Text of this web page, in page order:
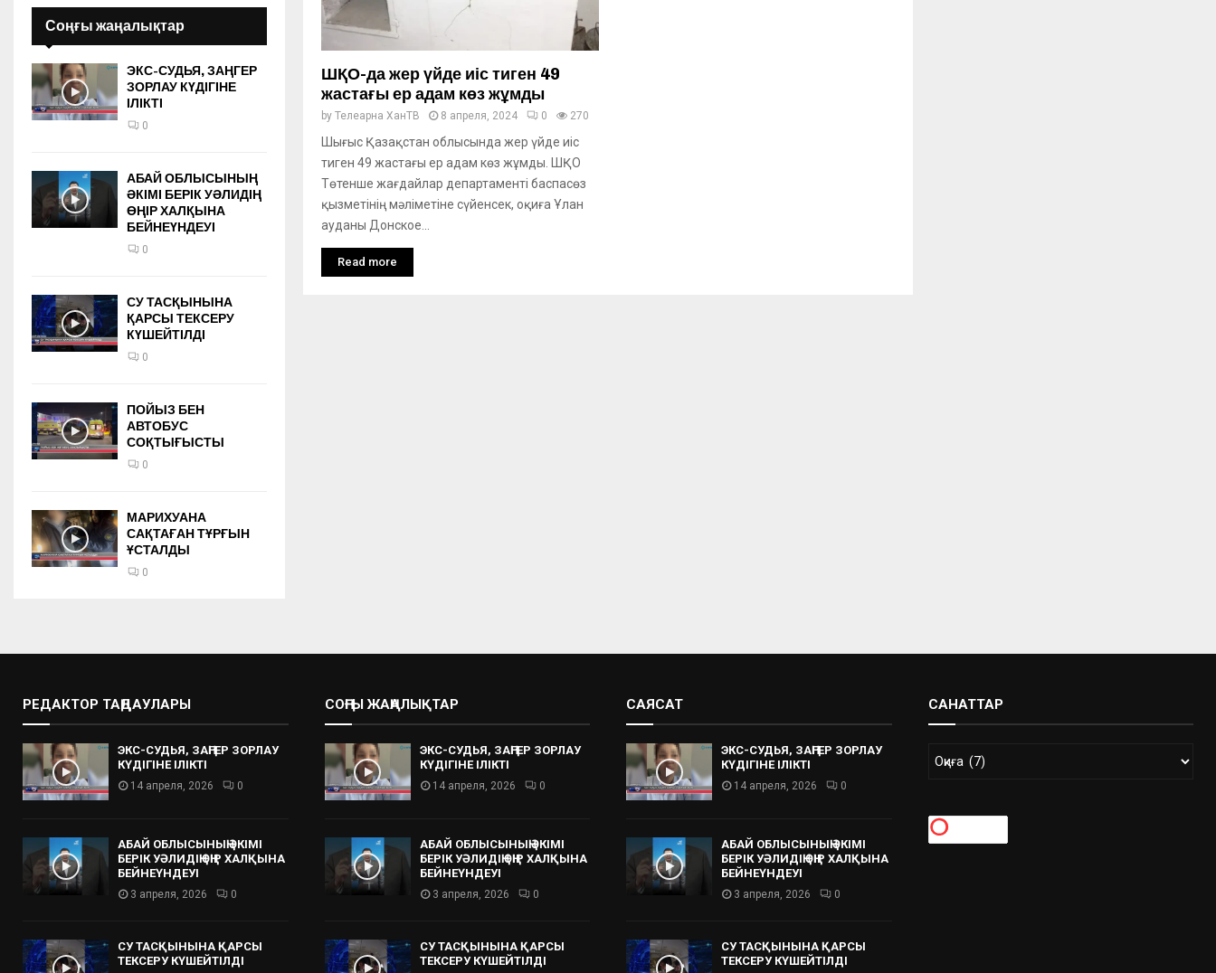
ШҚО-да жер үйде иіс тиген 49
жастағы ер адам көз жұмды
by Телеарна ХанТВ 8 апреля, 2024 0 270
Шығыс Қазақстан облысында жер үйде иіс
тиген 49 жастағы ер адам көз жұмды. ШҚО
Төтенше жағдайлар департаменті баспасөз
қызметінің мәліметіне сүйенсек, оқиға Ұлан
ауданы Донское...
Read more
Соңғы жаңалықтар
ЭКС-СУДЬЯ, ЗАҢГЕР
ЗОРЛАУ КҮДІГІНЕ
ІЛІКТІ
0
АБАЙ ОБЛЫСЫНЫҢ
ӘКІМІ БЕРІК УӘЛИДІҢ
ӨҢІР ХАЛҚЫНА
БЕЙНЕҮНДЕУІ
0
СУ ТАСҚЫНЫНА
ҚАРСЫ ТЕКСЕРУ
КҮШЕЙТІЛДІ
0
ПОЙЫЗ БЕН
АВТОБУС
СОҚТЫҒЫСТЫ
0
МАРИХУАНА
САҚТАҒАН ТҰРҒЫН
ҰСТАЛДЫ
0
РЕДАКТОР ТАҢДАУЛАРЫ
ЭКС-СУДЬЯ, ЗАҢГЕР ЗОРЛАУ
КҮДІГІНЕ ІЛІКТІ
14 апреля, 2026 0
АБАЙ ОБЛЫСЫНЫҢ ӘКІМІ
БЕРІК УӘЛИДІҢ ӨҢІР ХАЛҚЫНА
БЕЙНЕҮНДЕУІ
3 апреля, 2026 0
СУ ТАСҚЫНЫНА ҚАРСЫ
ТЕКСЕРУ КҮШЕЙТІЛДІ
СОҢҒЫ ЖАҢАЛЫҚТАР
ЭКС-СУДЬЯ, ЗАҢГЕР ЗОРЛАУ
КҮДІГІНЕ ІЛІКТІ
14 апреля, 2026 0
АБАЙ ОБЛЫСЫНЫҢ ӘКІМІ
БЕРІК УӘЛИДІҢ ӨҢІР ХАЛҚЫНА
БЕЙНЕҮНДЕУІ
3 апреля, 2026 0
СУ ТАСҚЫНЫНА ҚАРСЫ
ТЕКСЕРУ КҮШЕЙТІЛДІ
САЯСАТ
ЭКС-СУДЬЯ, ЗАҢГЕР ЗОРЛАУ
КҮДІГІНЕ ІЛІКТІ
14 апреля, 2026 0
АБАЙ ОБЛЫСЫНЫҢ ӘКІМІ
БЕРІК УӘЛИДІҢ ӨҢІР ХАЛҚЫНА
БЕЙНЕҮНДЕУІ
3 апреля, 2026 0
СУ ТАСҚЫНЫНА ҚАРСЫ
ТЕКСЕРУ КҮШЕЙТІЛДІ
САНАТТАР